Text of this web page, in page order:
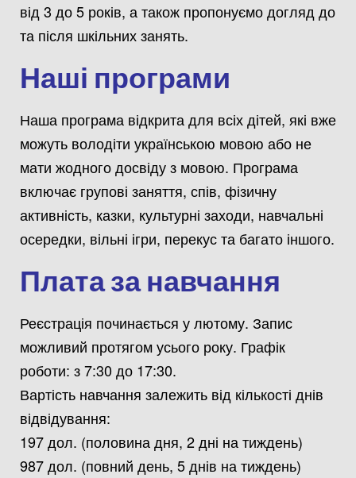
від 3 до 5 років, а також пропонуємо догляд до
та після шкільних занять.
Наші програми
Наша програма відкрита для всіх дітей, які вже
можуть володіти українською мовою або не
мати жодного досвіду з мовою. Програма
включає групові заняття, спів, фізичну
активність, казки, культурні заходи, навчальні
осередки, вільні ігри, перекус та багато іншого.
Плата за навчання
Реєстрація починається у лютому. Запис
можливий протягом усього року. Графік
роботи: з 7:30 до 17:30.
Вартість навчання залежить від кількості днів
відвідування:
197 дол. (половина дня, 2 дні на тиждень)
987 дол. (повний день, 5 днів на тиждень)